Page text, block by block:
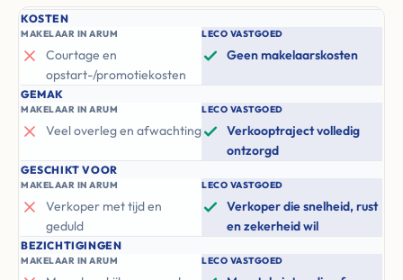
KOSTEN
MAKELAAR IN ARUM
Courtage en
opstart-/promotiekosten
LECO VASTGOED
Geen makelaarskosten
GEMAK
MAKELAAR IN ARUM
Veel overleg en afwachting
LECO VASTGOED
Verkooptraject volledig
ontzorgd
GESCHIKT VOOR
MAKELAAR IN ARUM
Verkoper met tijd en
geduld
LECO VASTGOED
Verkoper die snelheid, rust
en zekerheid wil
BEZICHTIGINGEN
MAKELAAR IN ARUM LECO VASTGOED